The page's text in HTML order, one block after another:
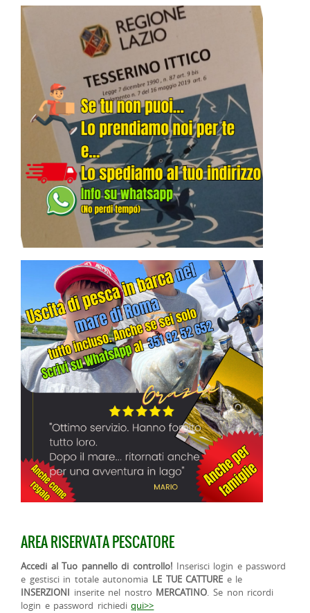
AREA RISERVATA PESCATORE
Accedi al Tuo pannello di controllo! Inserisci login e password
e gestisci in totale autonomia LE TUE CATTURE e le
INSERZIONI inserite nel nostro MERCATINO. Se non ricordi
login e password richiediqui>>